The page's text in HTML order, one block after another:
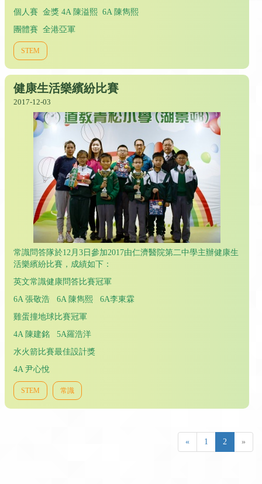
個人賽 金獎 4A 陳溢熙 6A 陳雋熙
團體賽 全港亞軍
STEM
健康生活樂繽紛比賽
2017-12-03
常識問答隊於12月3日參加2017由仁濟醫院第二中學主辦健康生
活樂繽紛比賽，成績如下：
英文常識健康問答比賽冠軍
6A 張敬浩 6A 陳雋熙 6A李東霖
雞蛋撞地球比賽冠軍
4A 陳建銘 5A羅浩洋
水火箭比賽最佳設計獎
4A 尹心悅
STEM 常識
« 1 2 »